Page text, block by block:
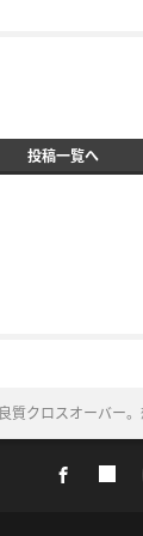
投稿一覧へ
クロスオーバー